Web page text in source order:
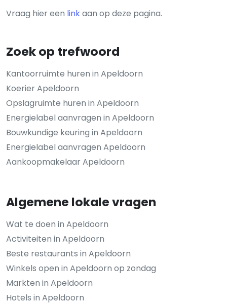
Vraag hier een linkaan op deze pagina.
Zoek op trefwoord
Kantoorruimte huren in Apeldoorn
Koerier Apeldoorn
Opslagruimte huren in Apeldoorn
Energielabel aanvragen in Apeldoorn
Bouwkundige keuring in Apeldoorn
Energielabel aanvragen Apeldoorn
Aankoopmakelaar Apeldoorn
Algemene lokale vragen
Wat te doen in Apeldoorn
Activiteiten in Apeldoorn
Beste restaurants in Apeldoorn
Winkels open in Apeldoorn op zondag
Markten in Apeldoorn
Hotels in Apeldoorn